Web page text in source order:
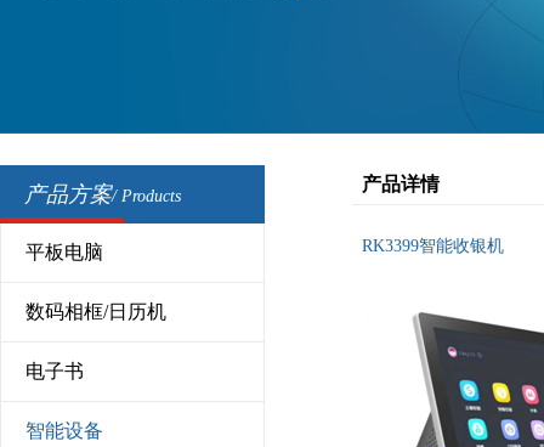
产品方案/ Products
平板电脑
数码相框/日历机
电子书
智能设备
产品详情
RK3399智能收银机